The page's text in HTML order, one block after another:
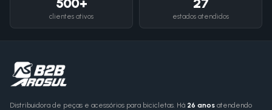
500+
clientes ativos
27
estados atendidos
Distribuidora de peças e acessórios para bicicletas. Há 26 anos atendendo